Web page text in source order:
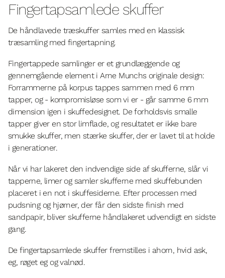
Fingertapsamlede skuffer
De håndlavede træskuffer samles med en klassisk
træsamling med fingertapning.
Fingertappede samlinger er et grundlæggende og
gennemgående element i Arne Munchs originale design:
Forrammerne på korpus tappes sammen med 6 mm
tapper, og - kompromisløse som vi er - går samme 6 mm
dimension igen i skuffedesignet. De forholdsvis smalle
tapper giver en stor limflade, og resultatet er ikke bare
smukke skuffer, men stærke skuffer, der er lavet til at holde
i generationer.
Når vi har lakeret den indvendige side af skufferne, slår vi
tapperne, limer og samler skufferne med skuffebunden
placeret i en not i skuffesiderne. Efter processen med
pudsning og hjørner, der får den sidste finish med
sandpapir, bliver skufferne håndlakeret udvendigt en sidste
gang.
De fingertapsamlede skuffer fremstilles i ahorn, hvid ask,
eg, røget eg og valnød.